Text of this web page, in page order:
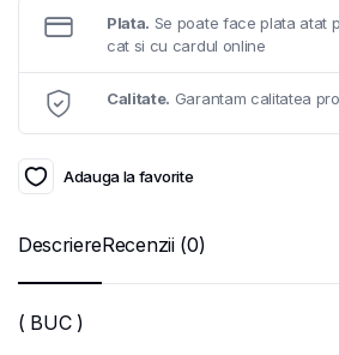
Plata. Se poate face plata atat
cat si cu cardul online
Calitate. Garantam calitatea
Adauga la favorite
DescriereRecenzii (0)
( BUC )